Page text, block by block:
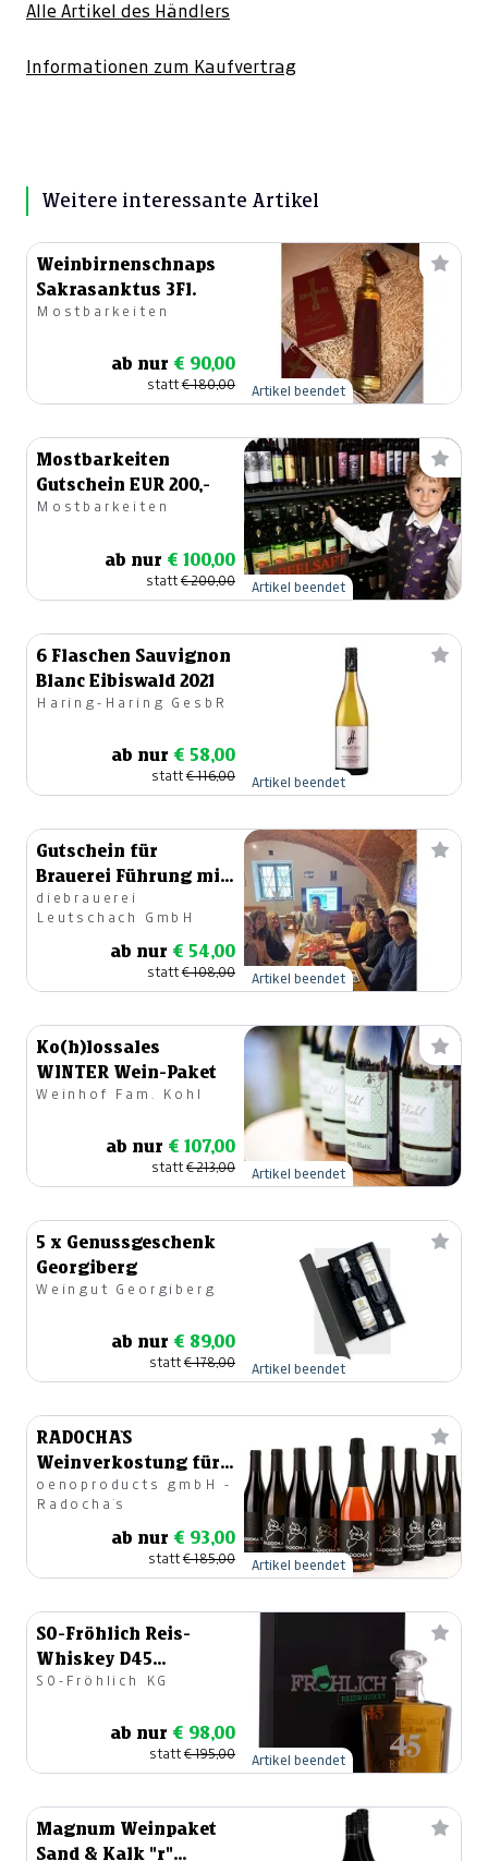
Alle Artikel des Händlers
Informationen zum Kaufvertrag
Weitere interessante Artikel
Weinbirnenschnaps
Sakrasanktus 3Fl.
Mostbarkeiten
ab nur € 90,00
statt€ 180,00 Artikel beendet
Mostbarkeiten
Gutschein EUR 200,-
Mostbarkeiten
ab nur € 100,00
statt€ 200,00 Artikel beendet
6 Flaschen Sauvignon
Blanc Eibiswald 2021
Haring-Haring GesbR
ab nur € 58,00
statt€ 116,00 Artikel beendet
Gutschein für
Brauerei Führung mit
Bierverkostung&
Weißwurstessen
diebrauerei
Leutschach GmbH
ab nur € 54,00
statt€ 108,00 Artikel beendet
Ko(h)lossales
WINTER Wein-Paket
Weinhof Fam. Kohl
ab nur € 107,00
statt€ 213,00 Artikel beendet
5 x Genussgeschenk
Georgiberg
Weingut Georgiberg
ab nur € 89,00
statt€ 178,00 Artikel beendet
RADOCHA`S
Weinverkostung für 5
Personen inkl.
regionaler Jause
oenoproducts gmbH -
Radocha´s
ab nur € 93,00
statt€ 185,00 Artikel beendet
SO-Fröhlich Reis-
Whiskey D45
Jahrgang 2018
SO-Fröhlich KG
ab nur € 98,00
statt€ 195,00 Artikel beendet
Magnum Weinpaket
Sand & Kalk "r"